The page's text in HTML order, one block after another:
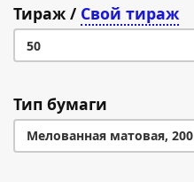
A5 (148 × 210 мм)
Тираж / Свой тираж
50
Тип бумаги
Мелованная матовая, 200